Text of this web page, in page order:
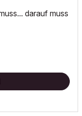
darauf muss